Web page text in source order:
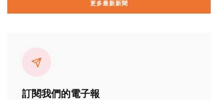
更多最新新聞
訂閱我們的電子報